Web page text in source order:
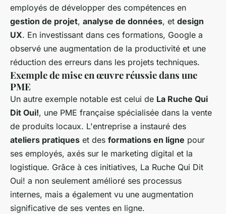
employés de développer des compétences en
gestion de projet, analyse de données, et design
UX. En investissant dans ces formations, Google a
observé une augmentation de la productivité et une
réduction des erreurs dans les projets techniques.
Exemple de mise en œuvre réussie dans une
PME
Un autre exemple notable est celui de La Ruche Qui
Dit Oui!, une PME française spécialisée dans la vente
de produits locaux. L'entreprise a instauré des
ateliers pratiques et des formations en ligne pour
ses employés, axés sur le marketing digital et la
logistique. Grâce à ces initiatives, La Ruche Qui Dit
Oui! a non seulement amélioré ses processus
internes, mais a également vu une augmentation
significative de ses ventes en ligne.